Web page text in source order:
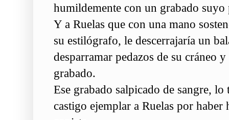
humildemente con un grabado
Y a Ruelas que con una mano
su estilógrafo, le descerrajaría un
desparramar pedazos de su cráneo
grabado.
Ese grabado salpicado de sangre,
castigo ejemplar a Ruelas por